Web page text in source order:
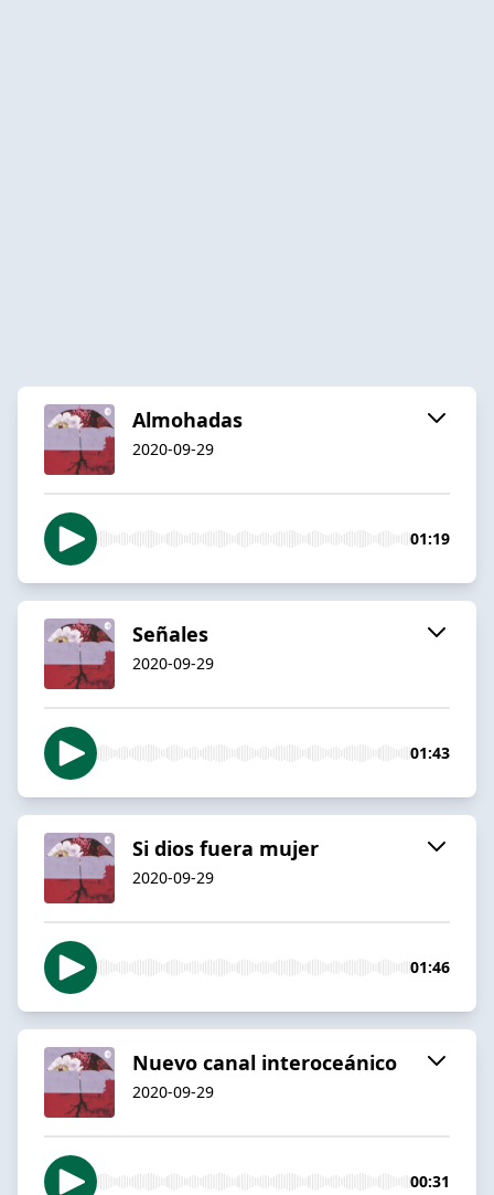
Almohadas
2020-09-29
01:19
Señales
2020-09-29
01:43
Si dios fuera mujer
2020-09-29
01:46
Nuevo canal interoceánico
2020-09-29
00:31